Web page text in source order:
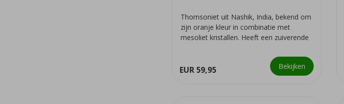
Thomsoniet uit Nashik, India, bekend om
zijn oranje kleur in combinatie met
mesoliet kristallen. Heeft een zuiverende
EUR 59,95 Bekijken